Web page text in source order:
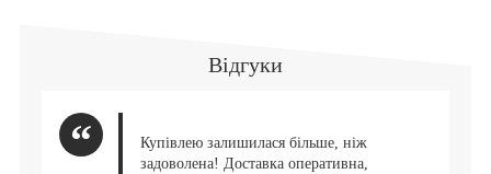
Відгуки
Купівлею залишилася більше, ніж
задоволена! Доставка оперативна,